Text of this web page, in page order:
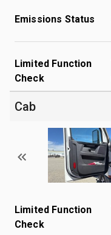
Emissions Status
Limited Function
Check
Cab
Limited Function
Check